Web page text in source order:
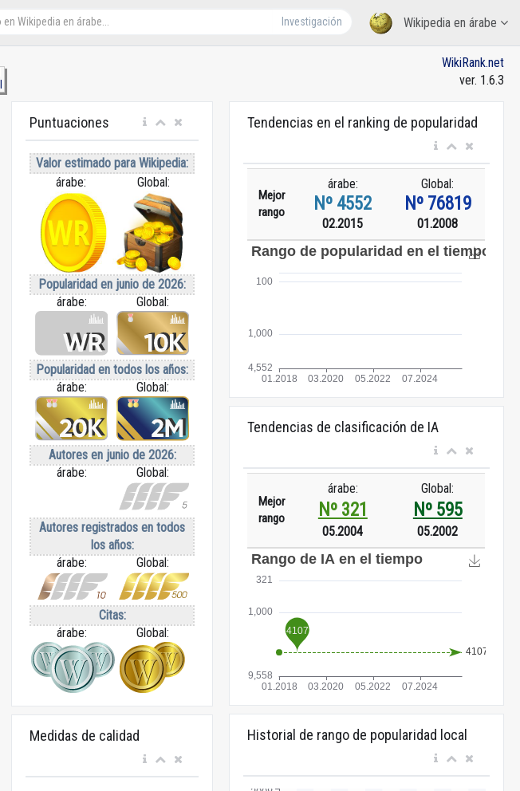
Wikipedia en árabe
Investigación
WikiRank.net
ver. 1.6.3
Puntuaciones
Valor estimado para Wikipedia:
árabe:
Global:
Popularidad en junio de 2026:
árabe:
Global:
Popularidad en todos los años:
árabe:
Global:
Autores en junio de 2026:
árabe:
Global:
Autores registrados en todos
los años:
árabe:
Global:
Citas:
árabe:
Global:
Medidas de calidad
Tendencias en el ranking de popularidad
Mejor
rango
árabe:
Nº 4552
02.2015
Global:
Nº 76819
01.2008
Tendencias de clasificación de IA
Mejor
rango
árabe:
Nº 321
05.2004
Global:
Nº 595
05.2002
Historial de rango de popularidad local